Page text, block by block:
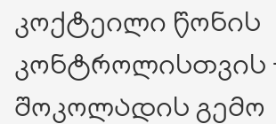
კოქტეილი წონის
კონტროლისთვის
შოკოლადის გემო